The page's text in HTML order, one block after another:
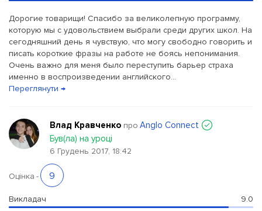
Дорогие товарищи! Спасибо за великолепную программу,
которую мы с удовольствием выбрали среди других школ. На
сегодняшний день я чувствую, что могу свободно говорить и
писать короткие фразы на работе не боясь непонимания.
Очень важно для меня было переступить барьер страха
именно в воспроизведении английского...
Переглянути →
Влад Кравченко про Anglo Connect
Був(ла) на уроці
6 Грудень 2017, 18:42
Оцінка - 9
Викладач 9.0